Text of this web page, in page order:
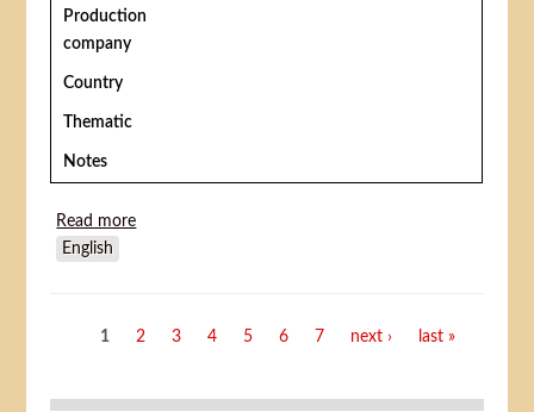
Production
company
Country
Thematic
Notes
Read more
English
Pages1 2 3 4 5 6 7 next › last »